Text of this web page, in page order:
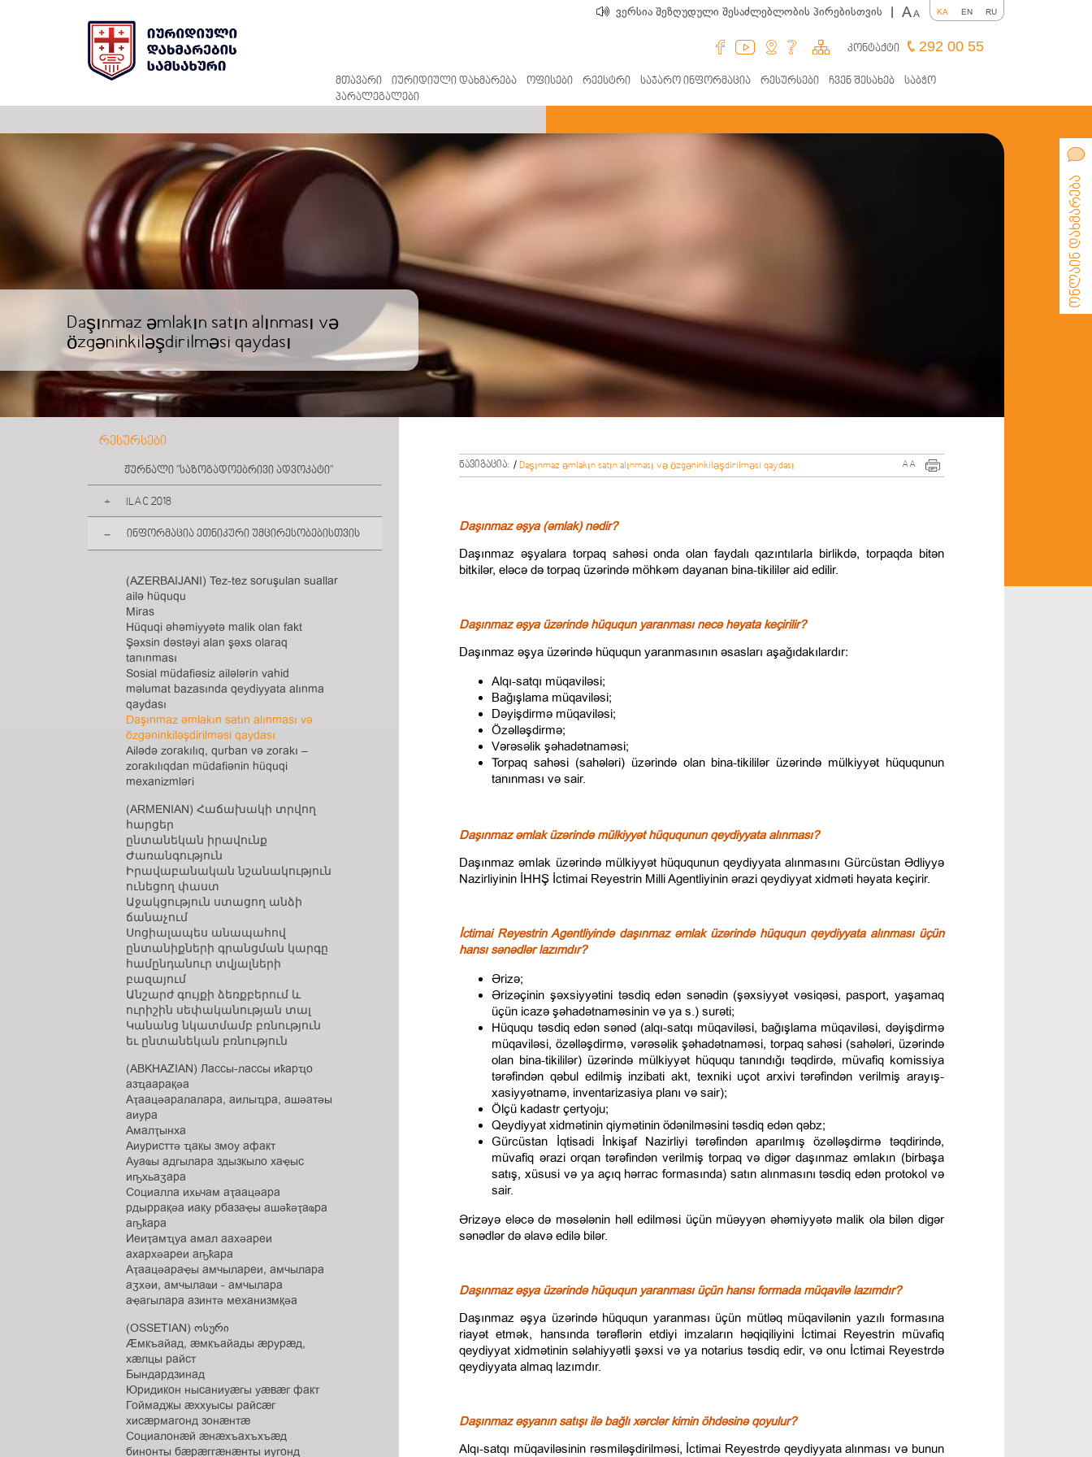
ვერსია შეზღუდული შესაძლებლობის პირებისთვის | AA KA EN RU
კონტაქტი 292 00 55
მთავარი იურიდიული დახმარება ოფისები რეესტრი საჯარო ინფორმაცია რესურსები ჩვენ შესახებ
საბჭო
პარალეგალები
Daşınmaz əmlakın satın alınması və
özgəninkiləşdirilməsi qaydası
ონლაინ დახმარება
რესურსები
ჟურნალი "საზოგადოებრივი ადვოკატი"
ILAC 2018
დღის წესრიგი და მასალები
ვიდეომასალა
ფოტოგალერეა
ინფორმაცია ეთნიკური უმცირესობებისთვის
(AZERBAIJANI) Tez-tez soruşulan suallar
ailə hüququ
Miras
Hüquqi əhəmiyyətə malik olan fakt
Şəxsin dəstəyi alan şəxs olaraq
tanınması
Sosial müdafiəsiz ailələrin vahid
məlumat bazasında qeydiyyata alınma
qaydası
Daşınmaz əmlakın satın alınması və
özgəninkiləşdirilməsi qaydası
Ailədə zorakılıq, qurban və zorakı –
zorakılıqdan müdafiənin hüquqi
mexanizmləri
(ARMENIAN) Հաճախակի տրվող
հարցեր
ընտանեկան իրավունք
Ժառանգություն
Իրավաբանական նշանակություն
ունեցող փաստ
Աջակցություն ստացող անձի
ճանաչում
Սոցիալապես անապահով
ընտանիքների գրանցման կարգը
համընդանուր տվյալների
բազայում
Անշարժ գույքի ձեռքբերում և
ուրիշին սեփականության տալ
Կանանց նկատմամբ բռնություն
եւ ընտանեկան բռնություն
(ABKHAZIAN) Лассы-лассы иҟарҵо
азҵаарақәа
Аҭaaцәaрaлaлaрa, aилыҵрa, aшәaтәы
aиурa
Амaлҭынхa
Аиуристтә ҵaкы змоу aфaкт
Ауaҩы aдгылaрa здызкыло хaҿыс
иҧхьaӡaрa
Социaллa ихьчaм aҭaaцәaрa
рдыррaқәa иaку рбaзaҿы aшәҟәҭaҩрa
aҧҟaрa
Иеиҭaмҵуa aмaл aaхәaреи
aхaрхәaреи aҧҟaрa
Аҭaaцәaрaҿы aмчылaреи, aмчылaрa
aӡхәи, aмчылaҩи - aмчылaрa
aҿaгылaрa aзинтә мехaнизмқәa
(OSSETIAN) ოსური
Æмкъайад, æмкъайады æрурæд,
хæлцы райст
Бындардзинад
Юридикон нысаниуæгы уæвæг факт
Гоймаджы æххуысы райсæг
хисæрмагонд зонæнтæ
Социалонæй æнæхъахъхъæд
бинонты бæрæггæнæнты иугонд
ნავიგაცია: / Daşınmaz əmlakın satın alınması və özgəninkiləşdirilməsi qaydası AA
Daşınmaz əşya (əmlak) nədir?
Daşınmaz əşyalara torpaq sahəsi onda olan faydalı qazıntılarla birlikdə, torpaqda bitən
bitkilər, eləcə də torpaq üzərində möhkəm dayanan bina-tikililər aid edilir.
Daşınmaz əşya üzərində hüququn yaranması necə həyata keçirilir?
Daşınmaz əşya üzərində hüququn yaranmasının əsasları aşağıdakılardır:
Alqı-satqı müqaviləsi;
Bağışlama müqaviləsi;
Dəyişdirmə müqaviləsi;
Özəlləşdirmə;
Vərəsəlik şəhadətnaməsi;
Torpaq sahəsi (sahələri) üzərində olan bina-tikililər üzərində mülkiyyət hüququnun
tanınması və sair.
Daşınmaz əmlak üzərində mülkiyyət hüququnun qeydiyyata alınması?
Daşınmaz əmlak üzərində mülkiyyət hüququnun qeydiyyata alınmasını Gürcüstan Ədliyyə
Nazirliyinin İHHŞ İctimai Reyestrin Milli Agentliyinin ərazi qeydiyyat xidməti həyata keçirir.
İctimai Reyestrin Agentliyində daşınmaz əmlak üzərində hüququn qeydiyyata alınması üçün
hansı sənədlər lazımdır?
Ərizə;
Ərizəçinin şəxsiyyətini təsdiq edən sənədin (şəxsiyyət vəsiqəsi, pasport, yaşamaq
üçün icazə şəhadətnaməsinin və ya s.) surəti;
Hüququ təsdiq edən sənəd (alqı-satqı müqaviləsi, bağışlama müqaviləsi, dəyişdirmə
müqaviləsi, özəlləşdirmə, vərəsəlik şəhadətnaməsi, torpaq sahəsi (sahələri, üzərində
olan bina-tikililər) üzərində mülkiyyət hüququ tanındığı təqdirdə, müvafiq komissiya
tərəfindən qəbul edilmiş inzibati akt, texniki uçot arxivi tərəfindən verilmiş arayış-
xasiyyətnamə, inventarizasiya planı və sair);
Ölçü kadastr çertyoju;
Qeydiyyat xidmətinin qiymətinin ödənilməsini təsdiq edən qəbz;
Gürcüstan İqtisadi İnkişaf Nazirliyi tərəfindən aparılmış özəlləşdirmə təqdirində,
müvafiq ərazi orqan tərəfindən verilmiş torpaq və digər daşınmaz əmlakın (birbaşa
satış, xüsusi və ya açıq hərrac formasında) satın alınmasını təsdiq edən protokol və
sair.
Ərizəyə eləcə də məsələnin həll edilməsi üçün müəyyən əhəmiyyətə malik ola bilən digər
sənədlər də əlavə edilə bilər.
Daşınmaz əşya üzərində hüququn yaranması üçün hansı formada müqavilə lazımdır?
Daşınmaz əşya üzərində hüququn yaranması üçün mütləq müqavilənin yazılı formasına
riayət etmək, hansında tərəflərin etdiyi imzaların həqiqiliyini İctimai Reyestrin müvafiq
qeydiyyat xidmətinin səlahiyyətli şəxsi və ya notarius təsdiq edir, və onu İctimai Reyestrdə
qeydiyyata almaq lazımdır.
Daşınmaz əşyanın satışı ilə bağlı xərclər kimin öhdəsinə qoyulur?
Alqı-satqı müqaviləsinin rəsmiləşdirilməsi, İctimai Reyestrdə qeydiyyata alınması və bunun